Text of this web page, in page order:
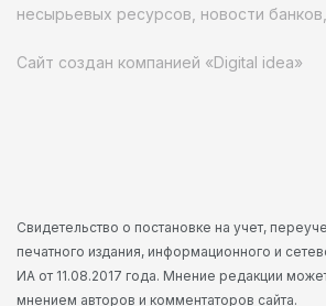
несырьевых ресурсов, новости
Сайт создан компанией «Digital idea»
Свидетельство о постановке на учет,
печатного издания, информационного и
ИА от 11.08.2017 года. Мнение редакции
мнением авторов и комментаторов сайта.